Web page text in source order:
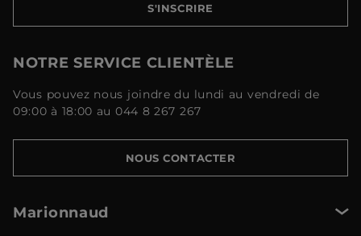
S'INSCRIRE
NOTRE SERVICE CLIENTÈLE
Vous pouvez nous joindre du lundi au vendredi de
09:00 à 18:00 au 044 8 267 267
NOUS CONTACTER
Marionnaud